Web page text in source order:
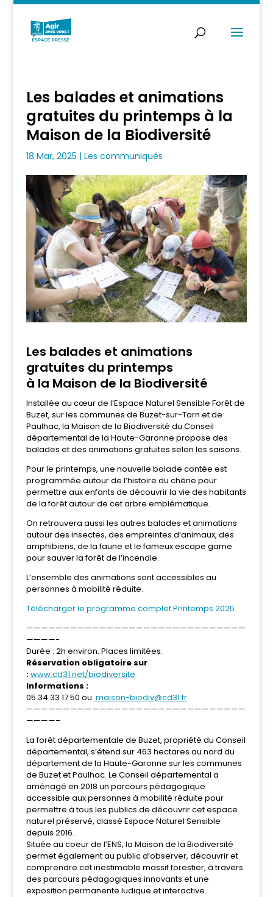
Les balades et animations
gratuites du printemps à la
Maison de la Biodiversité
18 Mar, 2025 | Les communiqués
Les balades et animations
gratuites du printemps
à la Maison de la Biodiversité
Installée au cœur de l’Espace Naturel Sensible Forêt de
Buzet, sur les communes de Buzet-sur-Tarn et de
Paulhac, la Maison de la Biodiversité du Conseil
départemental de la Haute-Garonne propose des
balades et des animations gratuites selon les saisons.
Pour le printemps, une nouvelle balade contée est
programmée autour de l’histoire du chêne pour
permettre aux enfants de découvrir la vie des habitants
de la forêt autour de cet arbre emblématique.
On retrouvera aussi les autres balades et animations
autour des insectes, des empreintes d’animaux, des
amphibiens, de la faune et le fameux escape game
pour sauver la forêt de l’incendie.
L’ensemble des animations sont accessibles au
personnes à mobilité réduite.
Télécharger le programme complet Printemps 2025
——————————————————————————————
————-
Durée : 2h environ. Places limitées.
Réservation obligatoire sur
:www.cd31.net/biodiversite
Informations :
05 34 33 17 50 ou maison-biodiv@cd31.fr
——————————————————————————————
————–
La forêt départementale de Buzet, propriété du Conseil
départemental, s’étend sur 463 hectares au nord du
département de la Haute-Garonne sur les communes
de Buzet et Paulhac. Le Conseil départemental a
aménagé en 2018 un parcours pédagogique
accessible aux personnes à mobilité réduite pour
permettre à tous les publics de découvrir cet espace
naturel préservé, classé Espace Naturel Sensible
depuis 2016.
Située au coeur de l’ENS, la Maison de la Biodiversité
permet également au public d’observer, découvrir et
comprendre cet inestimable massif forestier, à travers
des parcours pédagogiques innovants et une
exposition permanente ludique et interactive.